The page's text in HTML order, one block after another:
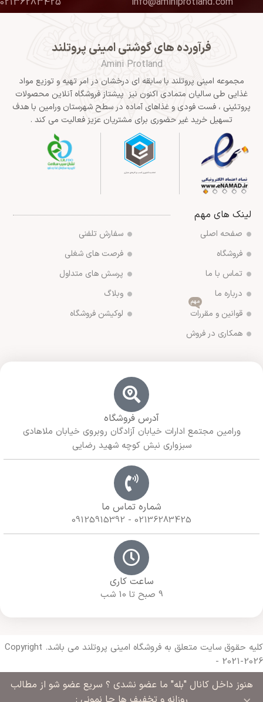
فرآورده های گوشتی امینی پروتلند
Amini Protland
مجموعه امینی پروتلند با سابقه ای درخشان در امر تهیه و توزیع مواد
غذایی طی سالیان متمادی اکنون نیز پیشتاز فروشگاه آنلاین محصولات
پروتئینی ، فست فودی و غذاهای آماده در سطح شهرستان ورامین با هدف
تسهیل خرید غیر حضوری برای مشتریان عزیز فعالیت می کند .
لینک های مهم
صفحه اصلی
فروشگاه
تماس با ما
درباره ما
قوانین و مقررات
مهم
همکاری در فروش
سفارش تلفنی
فرصت های شغلی
پرسش های متداول
وبلاگ
لوکیشن فروشگاه
آدرس فروشگاه
ورامین مجتمع ادارات خیابان آزادگان روبروی خیابان ملاهادی
سبزواری نبش کوچه شهید رضایی
شماره تماس ما
02136283425 - 09125915392
ساعت کاری
9 صبح تا 10 شب
کلیه حقوق سایت متعلق به فروشگاه امینی پروتلند می باشد. Copyright
- 2021-2026
Made with 🔥 By Armazda Web
هنوز داخل کانال "بله" ما عضو نشدی ؟ سریع عضو شو از مطالب